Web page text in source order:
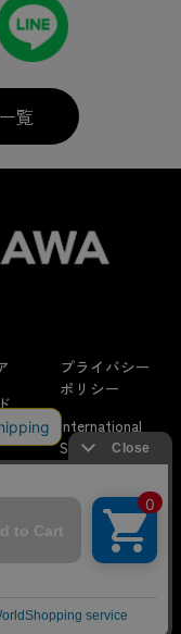
覧
プライバシー
ポリシー
International
Shipping
リクエスト
ツの最適な提供、ト
用しています。
用に同意したことも